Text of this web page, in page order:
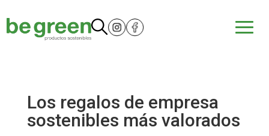
Los regalos de empresa
sostenibles más valorados